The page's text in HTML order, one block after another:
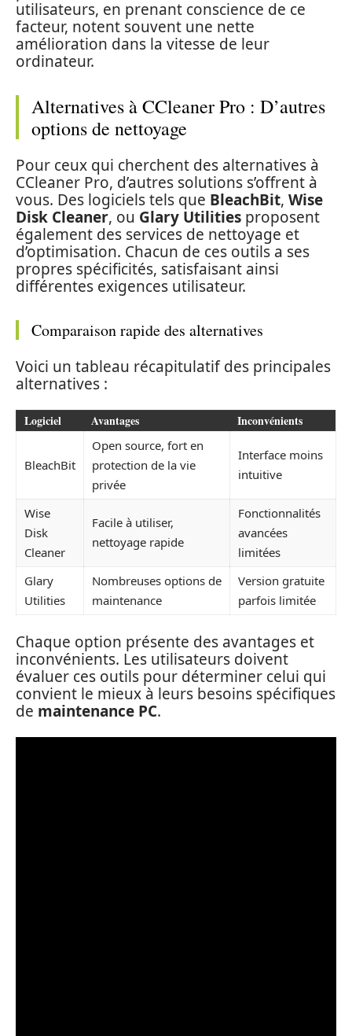
utilisateurs, en prenant conscience de ce
facteur, notent souvent une nette
amélioration dans la vitesse de leur
ordinateur.
Alternatives à CCleaner Pro : D’autres
options de nettoyage
Pour ceux qui cherchent des alternatives à
CCleaner Pro, d’autres solutions s’offrent à
vous. Des logiciels tels que BleachBit, Wise
Disk Cleaner, ou Glary Utilities proposent
également des services de nettoyage et
d’optimisation. Chacun de ces outils a ses
propres spécificités, satisfaisant ainsi
différentes exigences utilisateur.
Comparaison rapide des alternatives
Voici un tableau récapitulatif des principales
alternatives :
Logiciel Avantages Inconvénients
BleachBit
Open source, fort en
protection de la vie
privée
Interface moins
intuitive
Wise
Disk
Cleaner
Facile à utiliser,
nettoyage rapide
Fonctionnalités
avancées
limitées
Glary
Utilities
Nombreuses options de
maintenance
Version gratuite
parfois limitée
Chaque option présente des avantages et
inconvénients. Les utilisateurs doivent
évaluer ces outils pour déterminer celui qui
convient le mieux à leurs besoins spécifiques
de maintenance PC.